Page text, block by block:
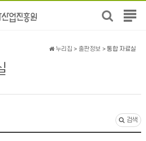
전
뉴
누리집 > 출판정보 > 통합 자료실
검색